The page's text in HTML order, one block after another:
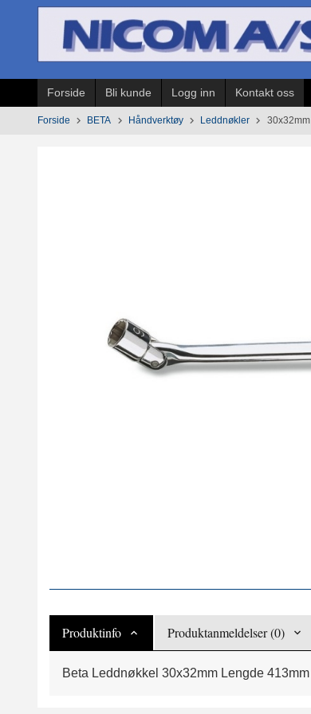
Forside Bli kunde Logg inn Kontakt oss
Forside BETA Håndverktøy Leddnøkler 30x32mm
Produktinfo Produktanmeldelser (0)
Beta Leddnøkkel 30x32mm Lengde 413mm